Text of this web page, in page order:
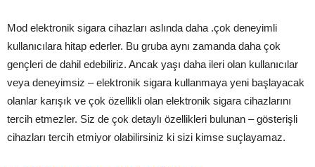
Mod elektronik sigara cihazları aslında daha .çok deneyimli
kullanıcılara hitap ederler. Bu gruba aynı zamanda daha çok
gençleri de dahil edebiliriz. Ancak yaşı daha ileri olan kullanıcılar
veya deneyimsiz – elektronik sigara kullanmaya yeni başlayacak
olanlar karışık ve çok özellikli olan elektronik sigara cihazlarını
tercih etmezler. Siz de çok detaylı özellikleri bulunan – gösterişli
cihazları tercih etmiyor olabilirsiniz ki sizi kimse suçlayamaz.